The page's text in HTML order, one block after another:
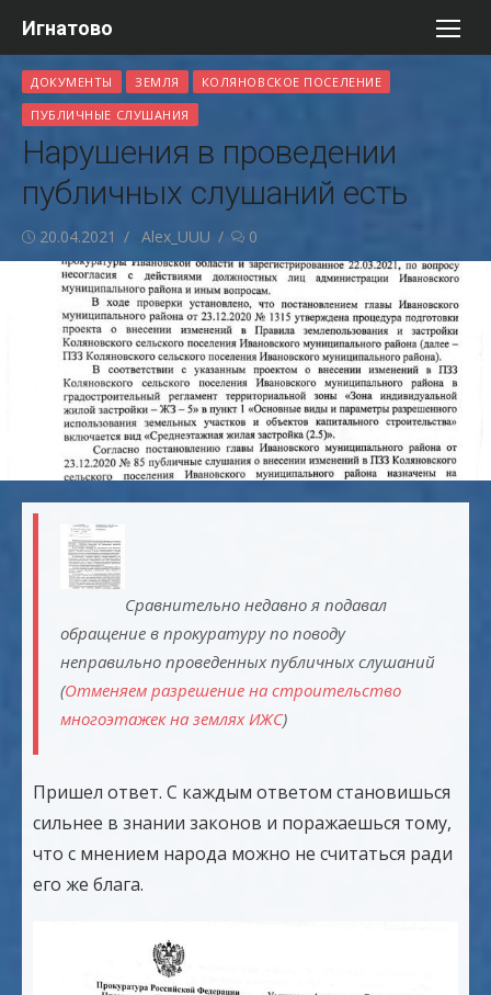
содержимому
Игнатово
ДОКУМЕНТЫ ЗЕМЛЯ
КОЛЯНОВСКОЕ ПОСЕЛЕНИЕ
ПУБЛИЧНЫЕ СЛУШАНИЯ
Нарушения в проведении
публичных слушаний есть
Опубликовано
20.04.2021 Автор
Alex_UUU 0
Сравнительно недавно я подавал
обращение в прокуратуру по поводу
неправильно проведенных публичных слушаний
(Отменяем разрешение на строительство
многоэтажек на землях ИЖС)
Пришел ответ. С каждым ответом становишься
сильнее в знании законов и поражаешься тому,
что с мнением народа можно не считаться ради
его же блага.